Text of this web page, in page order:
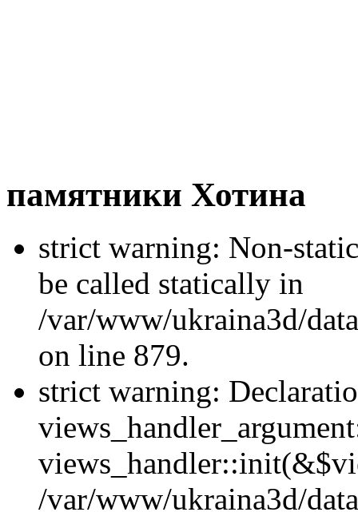
памятники Хотина
strict warning: Non-
be called statically in
/var/www/ukraina3d/
on line 879.
strict warning:
/var/www/ukraina3d/